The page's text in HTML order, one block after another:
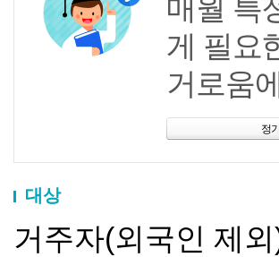
매월 특
게 필요
거로움
정
대상
거주자(외국인 제